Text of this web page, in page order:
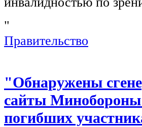
"
Правительство
"Обнаружены
сайты
погибших